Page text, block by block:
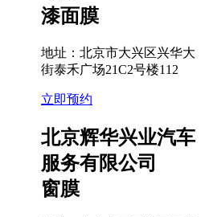
漆面膜
地址：北京市大兴区兴华大
街泰禾广场21C2号楼112
立即预约
北京辉华兴业汽车
服务有限公司
窗膜